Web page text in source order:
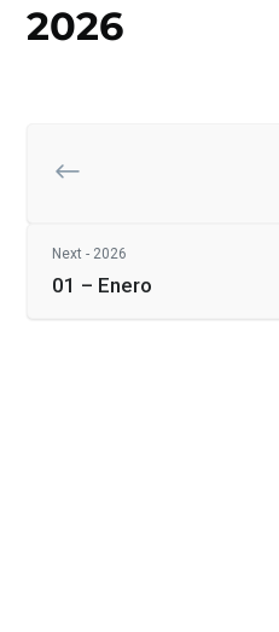
2026
Next - 2026
01 – Enero